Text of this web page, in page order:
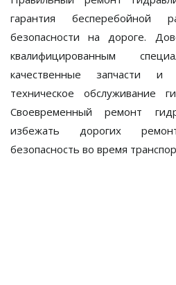
гарантия бесперебойной
безопасности на дороге.
квалифицированным
качественные запчасти и
техническое обслуживание
Своевременныйремонт
избежать дорогих
безопасность во время